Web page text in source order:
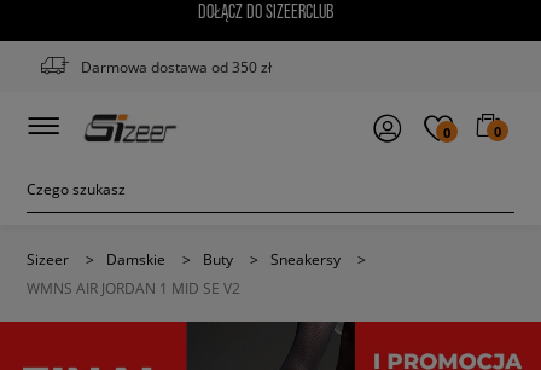
DOŁĄCZ DO SIZEERCLUB
Darmowa dostawa od 350 zł
0 0
Sizeer > Damskie > Buty > Sneakersy
>
WMNS AIR JORDAN 1 MID SE V2